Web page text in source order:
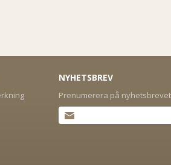
NYHETSBREV
Prenumerera på